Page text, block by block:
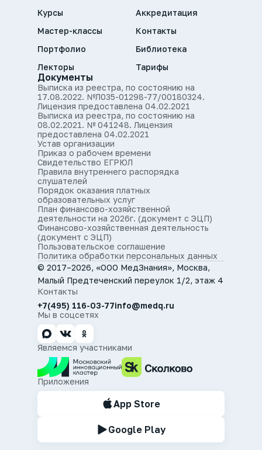
Курсы
Мастер-классы
Портфолио
Лекторы
Аккредитация
Контакты
Библиотека
Тарифы
Документы
Выписка из реестра, по состоянию на
17.08.2022. №Л035-01298-77/00180324.
Лицензия предоставлена 04.02.2021
Выписка из реестра, по состоянию на
08.02.2021. № 041248. Лицензия
предоставлена 04.02.2021
Устав организации
Приказ о рабочем времени
Свидетельство ЕГРЮЛ
Правила внутреннего распорядка
слушателей
Порядок оказания платных
образовательных услуг
План финансово-хозяйственной
деятельности на 2026г. (документ с ЭЦП)
Финансово-хозяйственная деятельность
(документ с ЭЦП)
Пользовательское соглашение
Политика обработки персональных данных
© 2017–2026, «ООО МедЗнания», Москва,
Малый Предтеченский переулок 1/2, этаж 4
Контакты
+7(495) 116-03-77info@medq.ru
Мы в соцсетях
Являемся участниками
Приложения
App Store
Google Play